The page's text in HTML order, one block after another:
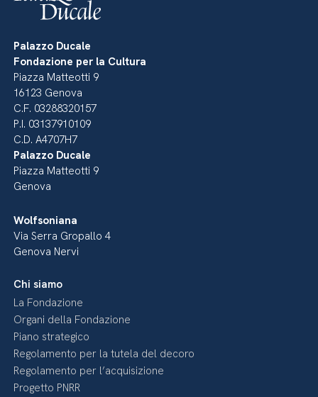
Palazzo Ducale
Fondazione per la Cultura
Piazza Matteotti 9
16123 Genova
C.F. 03288320157
P.I. 03137910109
C.D. A4707H7
Palazzo Ducale
Piazza Matteotti 9
Genova
Wolfsoniana
Via Serra Gropallo 4
Genova Nervi
Chi siamo
La Fondazione
Organi della Fondazione
Piano strategico
Regolamento per la tutela del decoro
Regolamento per l’acquisizione
Progetto PNRR